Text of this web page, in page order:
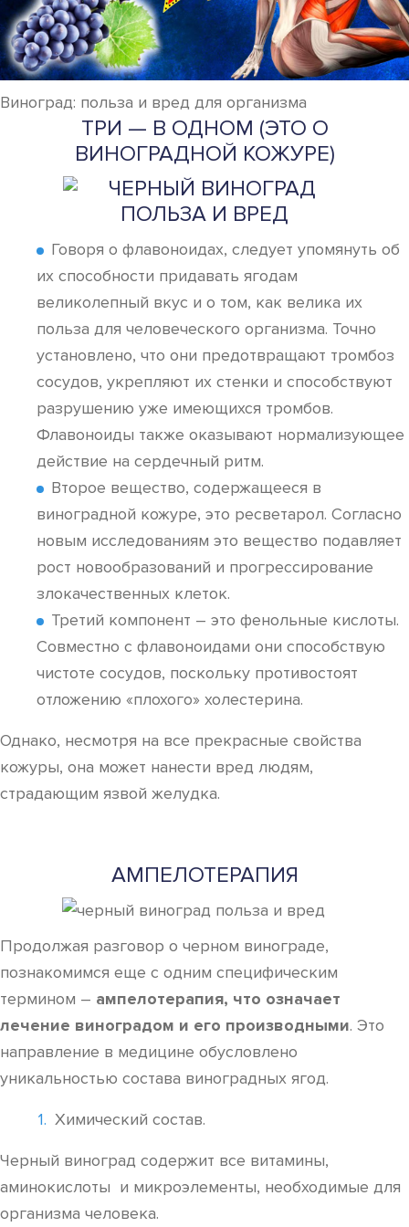
Виноград: польза и вред для организма
ТРИ — В ОДНОМ (ЭТО О
ВИНОГРАДНОЙ КОЖУРЕ)
Говоря о флавоноидах, следует упомянуть об
их способности придавать ягодам
великолепный вкус и о том, как велика их
польза для человеческого организма. Точно
установлено, что они предотвращают тромбоз
сосудов, укрепляют их стенки и способствуют
разрушению уже имеющихся тромбов.
Флавоноиды также оказывают нормализующее
действие на сердечный ритм.
Второе вещество, содержащееся в
виноградной кожуре, это ресветарол. Согласно
новым исследованиям это вещество подавляет
рост новообразований и прогрессирование
злокачественных клеток.
Третий компонент – это фенольные кислоты.
Совместно с флавоноидами они способствую
чистоте сосудов, поскольку противостоят
отложению «плохого» холестерина.
Однако, несмотря на все прекрасные свойства
кожуры, она может нанести вред людям,
страдающим язвой желудка.
АМПЕЛОТЕРАПИЯ
Продолжая разговор о черном винограде,
познакомимся еще с одним специфическим
термином – ампелотерапия, что означает
лечение виноградом и его производными. Это
направление в медицине обусловлено
уникальностью состава виноградных ягод.
Химический состав.
Черный виноград содержит все витамины,
аминокислоты и микроэлементы, необходимые для
организма человека.